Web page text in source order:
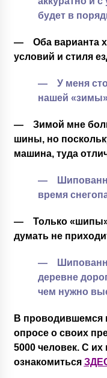
будет в
— Оба варианта
условий и стиля
— У меня
нашей
— Зимой мне
шины, но
машина, туда
—
время
— Только «шипы».
думать не
—
деревне
чем нужно
В проводившемся
опросе о своих
5000 человек. С
ознакомиться